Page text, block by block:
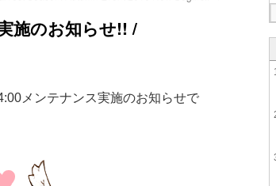
施のお知らせ!! /
メンテナンス実施のお知らせで